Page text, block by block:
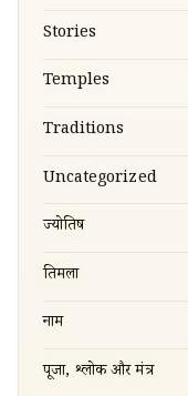
Stories
Temples
Traditions
Uncategorized
ज्योतिष
तिरुमला
नाम
पूजा, श्लोक और मंत्र